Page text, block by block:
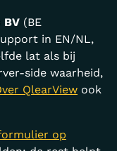
BV (BE
in EN/NL,
lat als bij
side waarheid,
QlearView ook
op